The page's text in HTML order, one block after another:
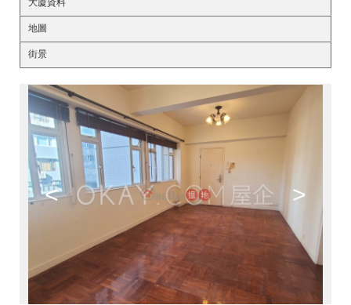
大廈資料
地圖
街景
< >